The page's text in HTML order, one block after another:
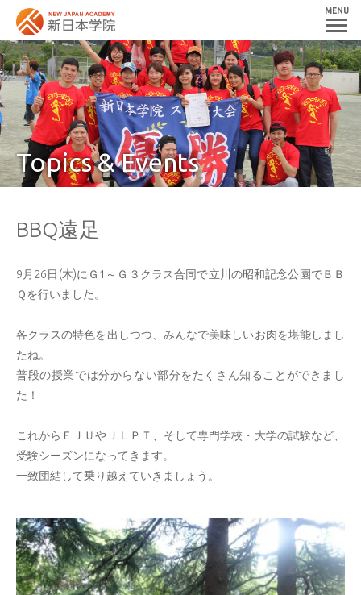
MENU
Topics & Events
BBQ遠足
9月26日(木)にＧ1～Ｇ３クラス合同で立川の昭和記念公園でＢＢ
Ｑを行いました。
各クラスの特色を出しつつ、みんなで美味しいお肉を堪能しまし
たね。
普段の授業では分からない部分をたくさん知ることができまし
た！
これからＥＪＵやＪＬＰＴ、そして専門学校・大学の試験など、
受験シーズンになってきます。
一致団結して乗り越えていきましょう。